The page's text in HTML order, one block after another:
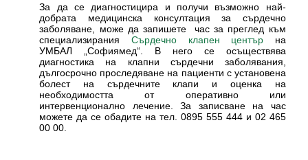
За да се диагностицира и получи възможно най-
добрата медицинска консултация за сърдечно
заболяване, може да запишете час за преглед към
специализирания Сърдечно клапен център на
УМБАЛ „Софиямед“. В него се осъществява
диагностика на клапни сърдечни заболявания,
дългосрочно проследяване на пациенти с установена
болест на сърдечните клапи и оценка на
необходимостта от оперативно или
интервенционално лечение. За записване на час
можете да се обадите на тел. 0895 555 444 и 02 465
00 00.